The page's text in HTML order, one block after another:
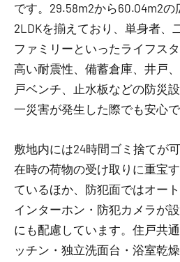
です。29.58m2から60.04m2の
2LDKを揃えており、単身者、
ファミリーといったライフス
高い耐震性、備蓄倉庫、井戸
戸ベンチ、止水板などの防災
一災害が発生した際でも安心で
敷地内には24時間ゴミ捨てが
在時の荷物の受け取りに重宝
ているほか、防犯面ではオー
インターホン・防犯カメラが
にも配慮しています。住戸共
ッチン・独立洗面台・浴室乾